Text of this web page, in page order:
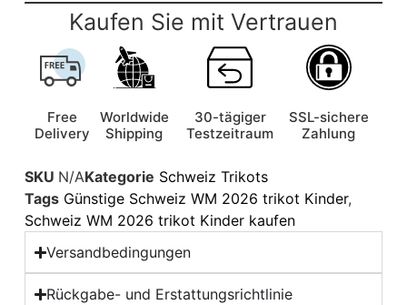
Kaufen Sie mit Vertrauen
Free
Delivery
Worldwide
Shipping
30-tägiger
Testzeitraum
SSL-sichere
Zahlung
SKU N/AKategorie Schweiz Trikots
Tags Günstige Schweiz WM 2026 trikot Kinder,
Schweiz WM 2026 trikot Kinder kaufen
Versandbedingungen
Rückgabe- und Erstattungsrichtlinie